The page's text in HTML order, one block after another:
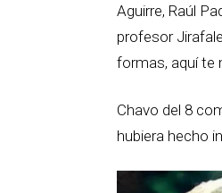
Aguirre, Raúl
profesor
formas, aquí te
Chavo del 8
hubiera hecho